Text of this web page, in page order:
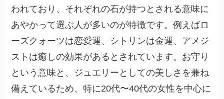
われており、それぞれの石が持つとされる意味に
あやかって選ぶ人が多いのが特徴です。例えばロ
ーズクォーツは恋愛運、シトリンは金運、アメジ
ストは癒しの効果があるとされています。お守り
という意味と、ジュエリーとしての美しさを兼ね
備えているため、特に20代〜40代の女性を中心に